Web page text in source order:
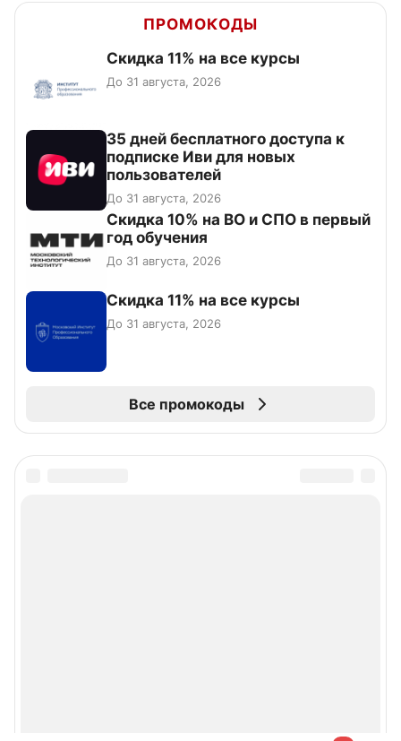
ПРОМОКОДЫ
Скидка 11% на все курсы
До 31 августа, 2026
35 дней бесплатного доступа к
подписке Иви для новых
пользователей
До 31 августа, 2026
Скидка 10% на ВО и СПО в первый
год обучения
До 31 августа, 2026
Скидка 11% на все курсы
До 31 августа, 2026
Все промокоды